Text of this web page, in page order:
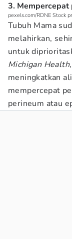
3. Mempercepat
pexels.com/RDNE Stock
Tubuh Mama
melahirkan,
untuk
Michigan Health
meningkatkan
mempercepat
perineum atau